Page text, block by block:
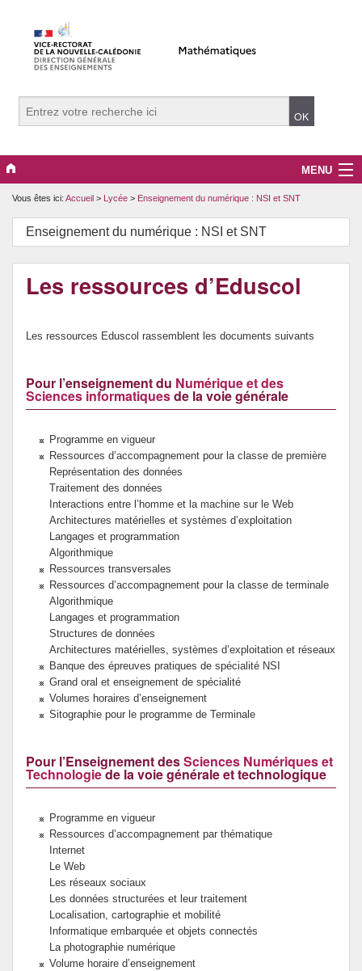
MENU
Evènements
Collège
Lycée
Prévention de l’innumérisme
Vous êtes ici: Accueil > Lycée > Enseignement du numérique : NSI et SNT
Enseignement du numérique : NSI et SNT
Les ressources d’Eduscol
Les ressources Eduscol rassemblent les documents suivants
Pour l’enseignement du Numérique et des
Sciences informatiquesde la voie générale
Programme en vigueur
Ressources d’accompagnement pour la classe de première
Représentation des données
Traitement des données
Interactions entre l’homme et la machine sur le Web
Architectures matérielles et systèmes d’exploitation
Langages et programmation
Algorithmique
Ressources transversales
Ressources d’accompagnement pour la classe de terminale
Algorithmique
Langages et programmation
Structures de données
Architectures matérielles, systèmes d’exploitation et réseaux
Banque des épreuves pratiques de spécialité NSI
Grand oral et enseignement de spécialité
Volumes horaires d’enseignement
Sitographie pour le programme de Terminale
Pour l’Enseignement desSciences Numériques et
Technologiede la voie générale et technologique
Programme en vigueur
Ressources d’accompagnement par thématique
Internet
Le Web
Les réseaux sociaux
Les données structurées et leur traitement
Localisation, cartographie et mobilité
Informatique embarquée et objets connectés
La photographie numérique
Volume horaire d’enseignement